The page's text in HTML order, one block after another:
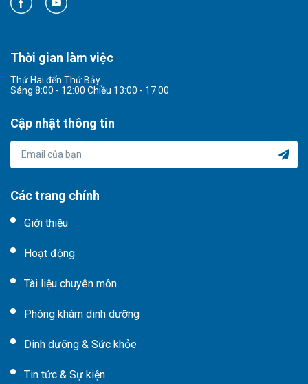
Thời gian làm việc
Thứ Hai đến Thứ Bảy
Sáng 8:00 - 12:00 Chiều 13:00 - 17:00
Cập nhật thông tin
Các trang chính
Giới thiệu
Hoạt động
Tài liệu chuyên môn
Phòng khám dinh dưỡng
Dinh dưỡng & Sức khỏe
Tin tức & Sự kiện